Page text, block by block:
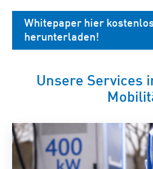
Whitepaper hier
herunterladen!
Unsere Services